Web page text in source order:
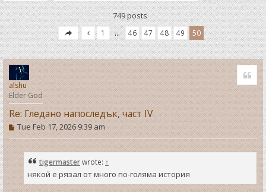
749 posts
1 … 46 47 48 49 50
alshu
Elder God
Re: Гледано напоследък, част IV
P
o
s
t
Tue Feb 17, 2026 9:39 am
tigermasterwrote: ↑
някой е рязал от много по-голяма история